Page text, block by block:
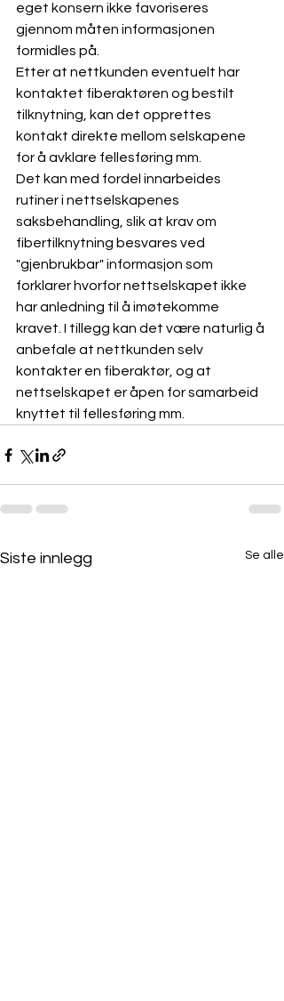
eget konsern ikke favoriseres
gjennom måten informasjonen
formidles på.
Etter at nettkunden eventuelt har
kontaktet fiberaktøren og bestilt
tilknytning, kan det opprettes
kontakt direkte mellom selskapene
for å avklare fellesføring mm.
Det kan med fordel innarbeides
rutiner i nettselskapenes
saksbehandling, slik at krav om
fibertilknytning besvares ved
"gjenbrukbar" informasjon som
forklarer hvorfor nettselskapet ikke
har anledning til å imøtekomme
kravet. I tillegg kan det være naturlig å
anbefale at nettkunden selv
kontakter en fiberaktør, og at
nettselskapet er åpen for samarbeid
knyttet til fellesføring mm.
Siste innlegg Se alle